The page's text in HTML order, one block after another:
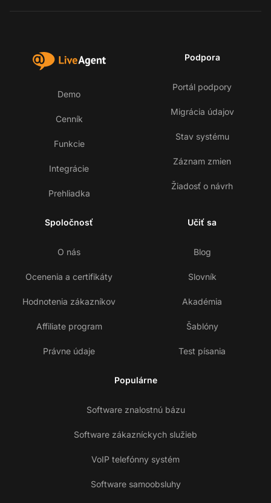
Demo
Cenník
Funkcie
Integrácie
Prehliadka
Podpora
Portál podpory
Migrácia údajov
Stav systému
Záznam zmien
Žiadosť o návrh
Spoločnosť
O nás
Ocenenia a certifikáty
Hodnotenia zákazníkov
Affiliate program
Právne údaje
Učiť sa
Blog
Slovník
Akadémia
Šablóny
Test písania
Populárne
Software znalostnú bázu
Software zákazníckych služieb
VoIP telefónny systém
Software samoobsluhy